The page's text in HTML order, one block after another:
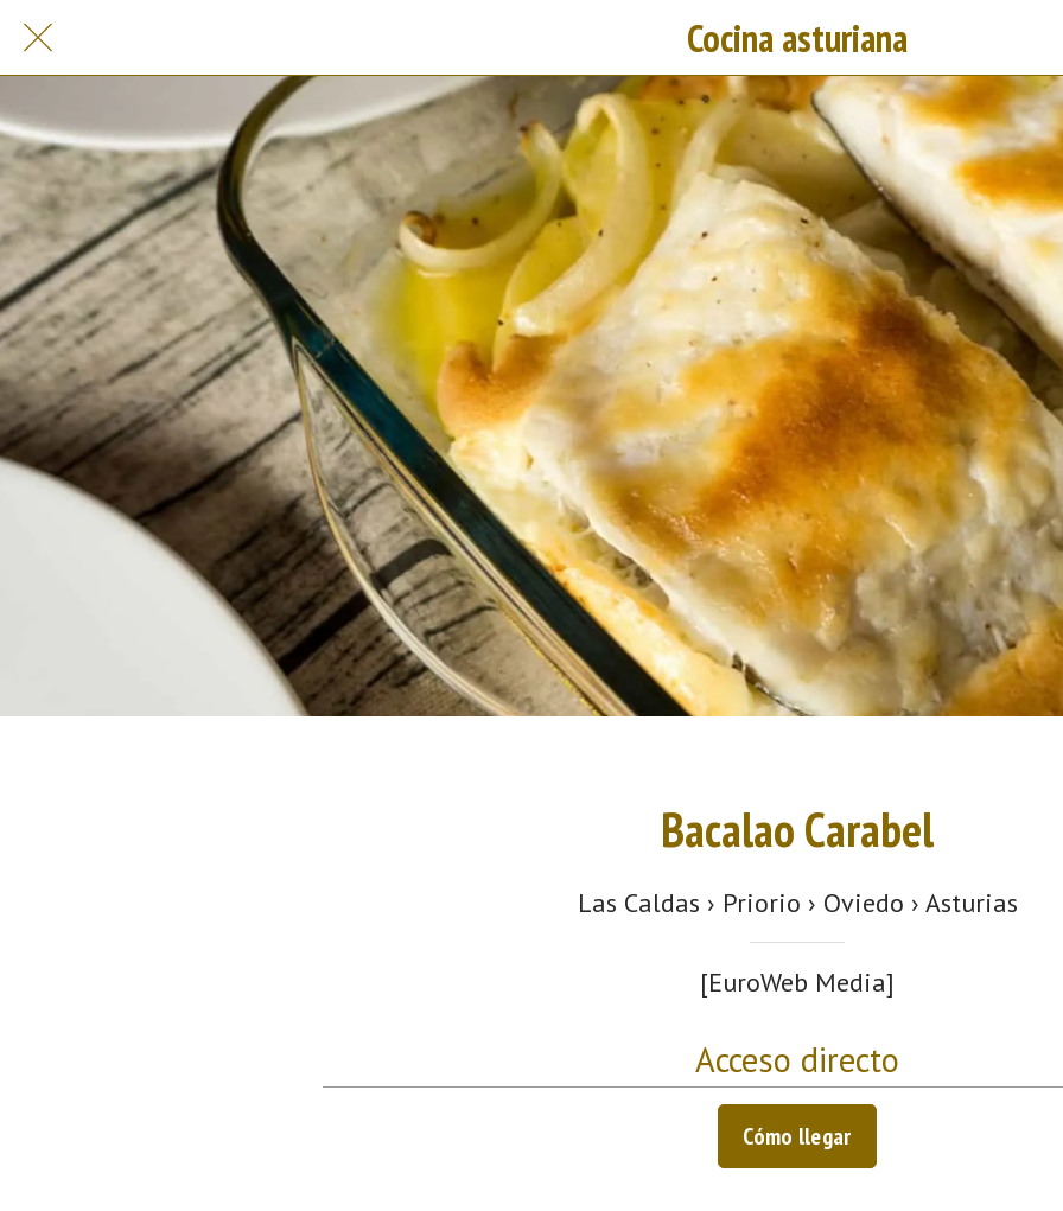
Cocina asturiana
Bacalao Carabel
Las Caldas › Priorio › Oviedo › Asturias
[EuroWeb Media]
Acceso directo
Cómo llegar